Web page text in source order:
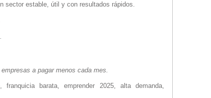
sector estable, útil y con resultados rápidos.
a pagar menos cada mes.
barata, emprender 2025, alta demanda,